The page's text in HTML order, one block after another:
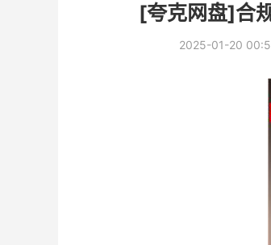
[夸克网盘]合
2025-01-20